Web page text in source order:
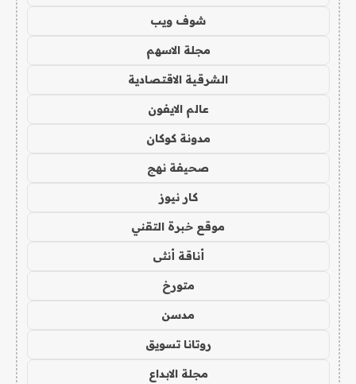
شوف ويب
مجلة الاسهم
الشرقية الاقتصادية
عالم الايفون
مدونة كوكان
صحيفة نهج
كار نيوز
موقع خبرة التقني
أناقة أنثى
متورخ
مدسن
روتانا تسويق
مجلة الابداع